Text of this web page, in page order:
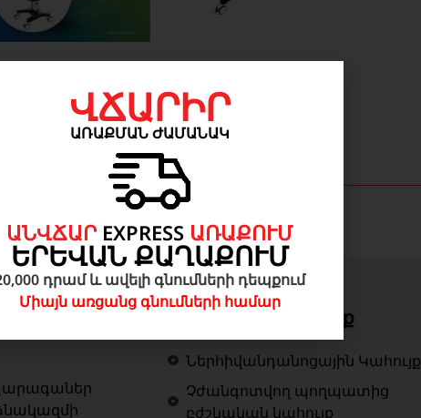
և
Բժշկական կահույք
Ներհիվանդանոցային Կահույք
Չժանգոտվող պողպատից
բժշկական կահույք
ՎՃԱՐԻՐ
ԱՌԱՔՄԱՆ ԺԱՄԱՆԱԿ
ԱՆՎՃԱՐ EXPRESS ԱՌԱՔՈՒՄ
ԵՐԵՎԱՆ ՔԱՂԱՔՈՒՄ
դրամ և ավելի գնումների դեպքում
Միայն առցանց գնումների համար